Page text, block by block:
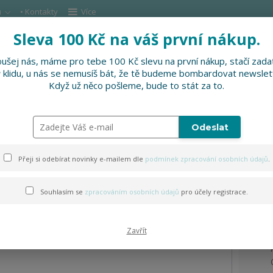
• Kontakty Více
Hledat
DOPLŇKY SLEVNĚNO PRO FIRMY,
(zapínání na gumu)
přírody (zapínání na
Sleva 100 Kč na váš první nákup.
nás, máme pro tebe 100 Kč slevu na první nákup, stačí
klidu, u nás se nemusíš bát, že tě budeme bombardovat
Když už něco pošleme, bude to stát za to.
Odeslat
Přeji si odebírat novinky e-mailem dle podmínek zpracování osobních údajů.
Souhlasím se zpracováním osobních údajů pro účely registrace.
Zavřít